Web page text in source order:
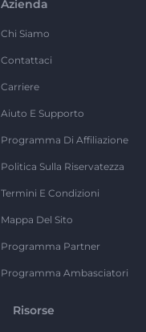
Azienda
Chi Siamo
Contattaci
Carriere
Aiuto E Supporto
Programma Di Affiliazione
Politica Sulla Riservatezza
Termini E Condizioni
Mappa Del Sito
Programma Partner
Programma Ambasciatori
Risorse